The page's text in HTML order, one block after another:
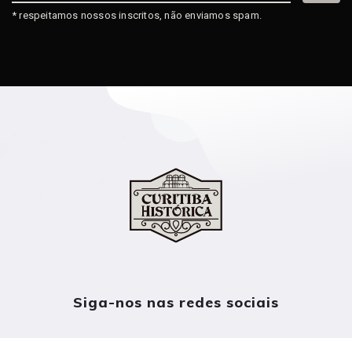
* respeitamos nossos inscritos, não enviamos spam.
Siga-nos nas redes sociais